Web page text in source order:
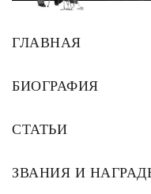
ГЛАВНАЯ
БИОГРАФИЯ
СТАТЬИ
ЗВАНИЯ И